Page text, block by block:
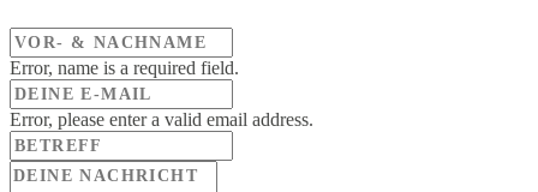
Error, name is a required field.
Error, please enter a valid email address.